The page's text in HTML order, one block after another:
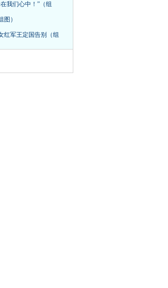
我们心中！”（组
）
红军王定国告别（组